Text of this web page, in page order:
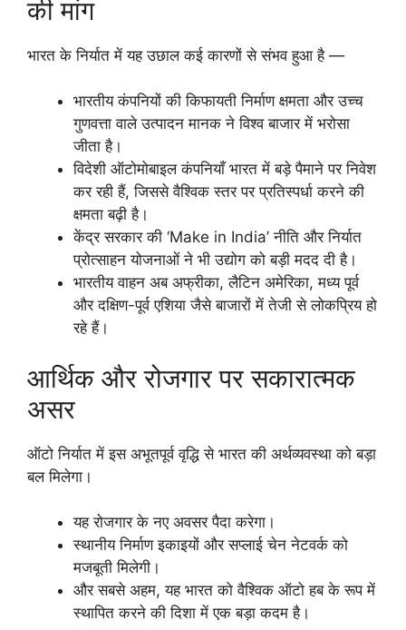
की मांग
भारत के निर्यात में यह उछाल कई कारणों से संभव हुआ है —
भारतीय कंपनियों की किफायती निर्माण क्षमता और उच्च
गुणवत्ता वाले उत्पादन मानक ने विश्व बाजार में भरोसा
जीता है।
विदेशी ऑटोमोबाइल कंपनियाँ भारत में बड़े पैमाने पर निवेश
कर रही हैं, जिससे वैश्विक स्तर पर प्रतिस्पर्धा करने की
क्षमता बढ़ी है।
केंद्र सरकार की ‘Make in India’ नीति और निर्यात
प्रोत्साहन योजनाओं ने भी उद्योग को बड़ी मदद दी है।
भारतीय वाहन अब अफ्रीका, लैटिन अमेरिका, मध्य पूर्व
और दक्षिण-पूर्व एशिया जैसे बाजारों में तेजी से लोकप्रिय हो
रहे हैं।
आर्थिक और रोजगार पर सकारात्मक
असर
ऑटो निर्यात में इस अभूतपूर्व वृद्धि से भारत की अर्थव्यवस्था को बड़ा
बल मिलेगा।
यह रोजगार के नए अवसर पैदा करेगा।
स्थानीय निर्माण इकाइयों और सप्लाई चेन नेटवर्क को
मजबूती मिलेगी।
और सबसे अहम, यह भारत को वैश्विक ऑटो हब के रूप में
स्थापित करने की दिशा में एक बड़ा कदम है।